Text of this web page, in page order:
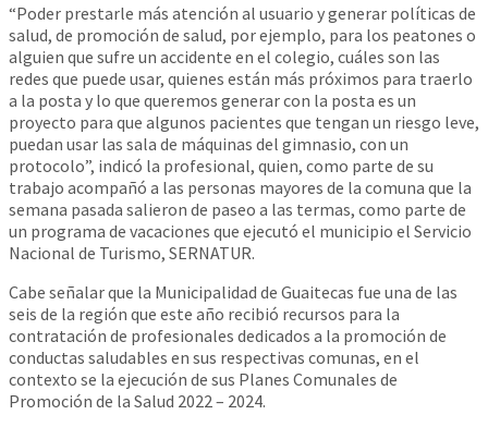
“Poder prestarle más atención al usuario y generar políticas de
salud, de promoción de salud, por ejemplo, para los peatones o
alguien que sufre un accidente en el colegio, cuáles son las
redes que puede usar, quienes están más próximos para traerlo
a la posta y lo que queremos generar con la posta es un
proyecto para que algunos pacientes que tengan un riesgo leve,
puedan usar las sala de máquinas del gimnasio, con un
protocolo”, indicó la profesional, quien, como parte de su
trabajo acompañó a las personas mayores de la comuna que la
semana pasada salieron de paseo a las termas, como parte de
un programa de vacaciones que ejecutó el municipio el Servicio
Nacional de Turismo, SERNATUR.
Cabe señalar que la Municipalidad de Guaitecas fue una de las
seis de la región que este año recibió recursos para la
contratación de profesionales dedicados a la promoción de
conductas saludables en sus respectivas comunas, en el
contexto se la ejecución de sus Planes Comunales de
Promoción de la Salud 2022 – 2024.